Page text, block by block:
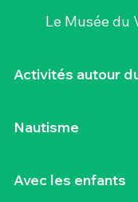
Le Musée du
Activités autour
Nautisme
Avec les enfants
propice
la découverte.
d’exception
séminaires
Situé à
le Château de
dans un
des vignes